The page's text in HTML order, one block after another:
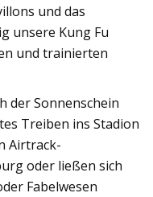
und das
unsere Kung Fu
und trainierten
der Sonnenschein
Treiben ins Stadion
Airtrack-
oder ließen sich
Fabelwesen